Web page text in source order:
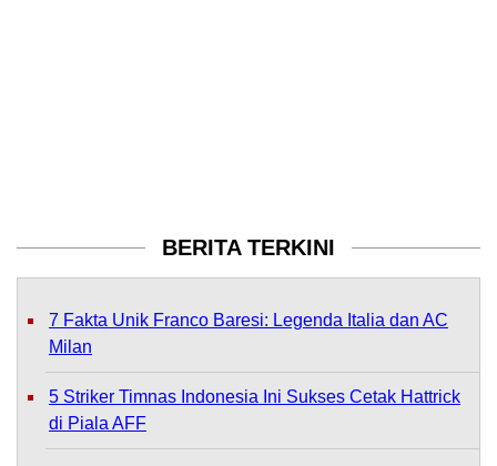
BERITA TERKINI
7 Fakta Unik Franco Baresi: Legenda Italia dan AC
Milan
5 Striker Timnas Indonesia Ini Sukses Cetak Hattrick
di Piala AFF